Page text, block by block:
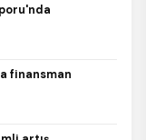
finansman